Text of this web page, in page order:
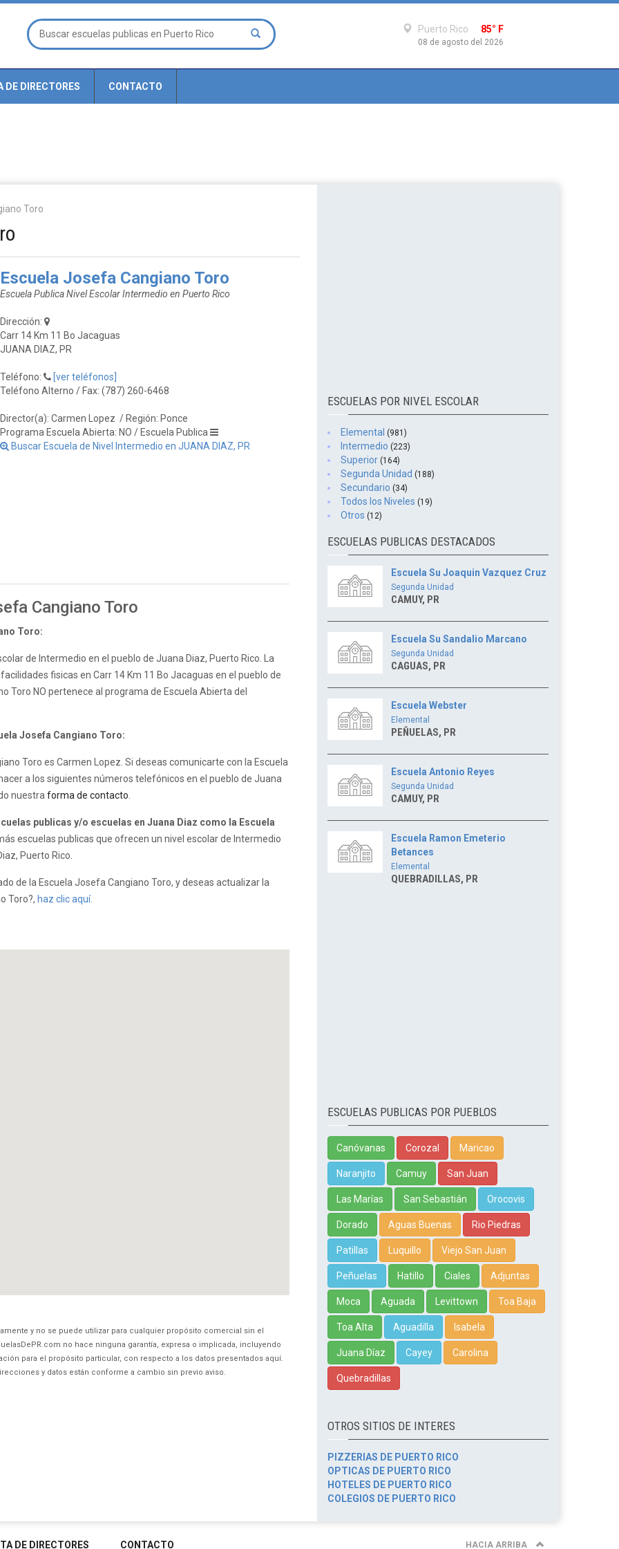
Puerto Rico 85° F
08 de agosto del 2026
DE DIRECTORES CONTACTO
Toro
Escuela Josefa Cangiano Toro
Escuela Publica Nivel Escolar Intermedio en Puerto Rico
Dirección:
Carr 14 Km 11 Bo Jacaguas
JUANA DIAZ, PR
Teléfono:
[ver teléfonos]
Teléfono Alterno / Fax: (787) 260-6468
Director(a): Carmen Lopez / Región: Ponce
Programa Escuela Abierta: NO / Escuela Publica
Buscar Escuela de Nivel Intermedio en JUANA DIAZ, PR
Cangiano Toro
Toro:
de Intermedio en el pueblo de Juana Diaz, Puerto Rico. La
fisicas en Carr 14 Km 11 Bo Jacaguas en el pueblo de
Toro NO pertenece al programa de Escuela Abierta del
Josefa Cangiano Toro:
Toro es Carmen Lopez. Si deseas comunicarte con la Escuela
a los siguientes números telefónicos en el pueblo de Juana
nuestra forma de contacto
publicas y/o escuelas en Juana Diaz como la Escuela
escuelas publicas que ofrecen un nivel escolar de Intermedio
Puerto Rico.
de la Escuela Josefa Cangiano Toro, y deseas actualizar la
Toro?, haz clic aquí.
y no se puede utilizar para cualquier propósito comercial sin el
no hace ninguna garantía, expresa o implicada, incluyendo
para el propósito particular, con respecto a los datos presentados aquí.
y datos están conforme a cambio sin previo aviso.
ESCUELAS POR NIVEL ESCOLAR
Elemental (981)
Intermedio (223)
Superior (164)
Segunda Unidad (188)
Secundario (34)
Todos los Niveles (19)
Otros (12)
ESCUELAS PUBLICAS DESTACADOS
Escuela Su Joaquin Vazquez Cruz
Segunda Unidad
CAMUY, PR
Escuela Su Sandalio Marcano
Segunda Unidad
CAGUAS, PR
Escuela Webster
Elemental
PEÑUELAS, PR
Escuela Antonio Reyes
Segunda Unidad
CAMUY, PR
Escuela Ramon Emeterio
Betances
Elemental
QUEBRADILLAS, PR
ESCUELAS PUBLICAS POR PUEBLOS
Canóvanas Corozal Maricao
Naranjito Camuy San Juan
Las Marías San Sebastián Orocovis
Dorado Aguas Buenas Rio Piedras
Patillas Luquillo Viejo San Juan
Peñuelas Hatillo Ciales Adjuntas
Moca Aguada Levittown Toa Baja
Toa Alta Aguadilla Isabela
Juana Díaz Cayey Carolina
Quebradillas
OTROS SITIOS DE INTERES
PIZZERIAS DE PUERTO RICO
OPTICAS DE PUERTO RICO
HOTELES DE PUERTO RICO
COLEGIOS DE PUERTO RICO
DE DIRECTORES CONTACTO HACIA ARRIBA